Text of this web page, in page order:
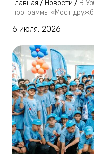
Главная / Новости / В
программы «Мост
6 июля, 2026